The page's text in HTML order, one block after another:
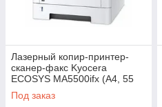
Лазерный копир-принтер-
сканер-факс Kyocera
ECOSYS MA5500ifx (А4, 55
ppm, 1200dpi, 1 Gb, USB, Net,
100 лист.
Под заказ